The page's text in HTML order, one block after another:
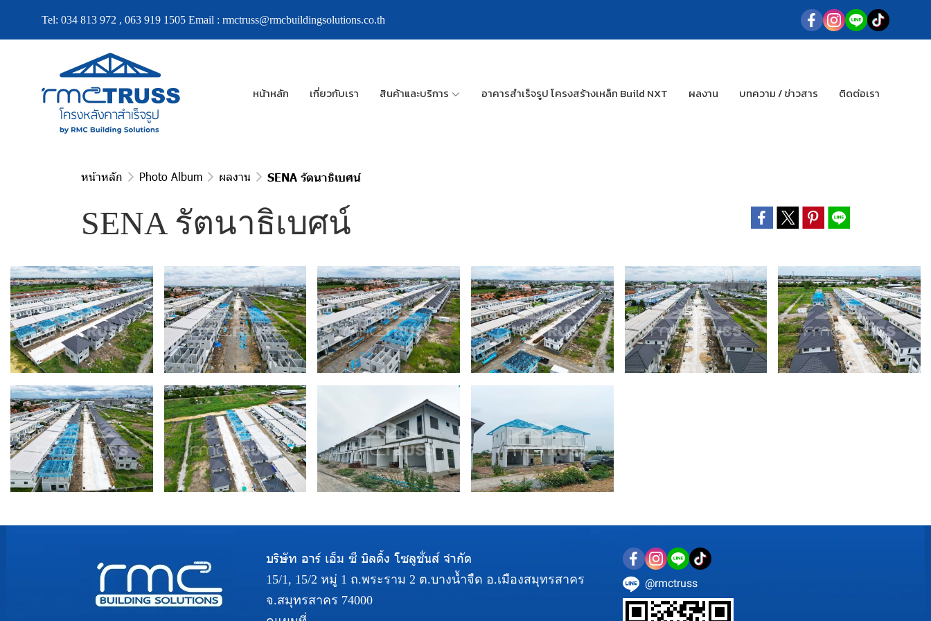
Tel: 034 813 972 , 063 919 1505 Email : rmctruss@rmcbuildingsolutions.co.th
หน้าหลัก เกี่ยวกับเรา สินค้าและบริการ อาคารสำเร็จรูป โครงสร้างเหล็ก Build NXT ผลงาน บทความ / ข่าวสาร ติดต่อเรา
หน้าหลัก Photo Album ผลงาน SENA รัตนาธิเบศน์
SENA รัตนาธิเบศน์
บริษัท อาร์ เอ็ม ซี บิลดิ้ง โซลูชั่นส์ จำกัด
15/1, 15/2 หมู่ 1 ถ.พระราม 2 ต.บางน้ำจืด อ.เมืองสมุทรสาคร
จ.สมุทรสาคร 74000
@rmctruss